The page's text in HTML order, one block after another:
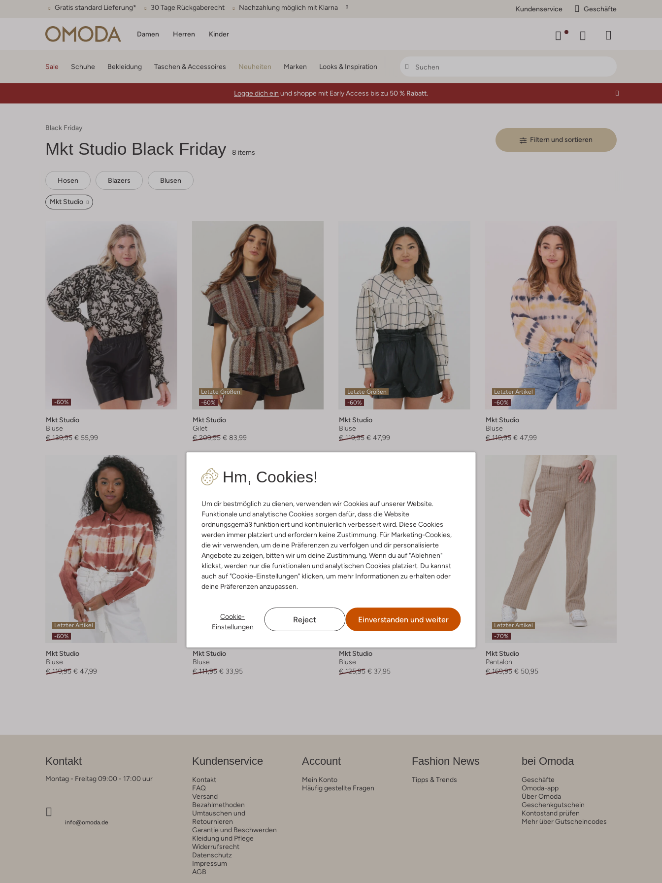
Gratis standard Lieferung* 30 Tage Rückgaberecht Nachzahlung möglich mit Klarna Kundenservice Geschäfte
Damen Herren Kinder
Hm, Cookies!
Um dir bestmöglich zu dienen, verwenden wir Cookies auf unserer Website.
Funktionale und analytische Cookies sorgen dafür, dass die Website
ordnungsgemäß funktioniert und kontinuierlich verbessert wird. Diese Cookies
werden immer platziert und erfordern keine Zustimmung. Für Marketing-Cookies,
die wir verwenden, um deine Präferenzen zu verfolgen und dir personalisierte
Angebote zu zeigen, bitten wir um deine Zustimmung. Wenn du auf "Ablehnen"
klickst, werden nur die funktionalen und analytischen Cookies platziert. Du kannst
auch auf "Cookie-Einstellungen" klicken, um mehr Informationen zu erhalten oder
deine Präferenzen anzupassen.
Cookie-
Einstellungen
Reject Einverstanden und weiter
Sale Schuhe Bekleidung Taschen & Accessoires Neuheiten Marken Looks & Inspiration
Logge dich ein und shoppe mit Early Access bis zu 50 % Rabatt.
Black Friday
Mkt Studio Black Friday 8 items
Filtern und sortieren
Hosen Blazers Blusen
Mkt Studio
-60%
Mkt Studio
Bluse
€ 139,95 € 55,99
Letzte Größen
-60%
Mkt Studio
Gilet
€ 209,95 € 83,99
Letzte Größen
-60%
Mkt Studio
Bluse
€ 119,95 € 47,99
Letzter Artikel
-60%
Mkt Studio
Bluse
€ 119,95 € 47,99
Letzter Artikel
-60%
Mkt Studio
Bluse
€ 119,95 € 47,99
Letzter Artikel
Mkt Studio
Bluse
€ 111,95 € 33,95
Letzter Artikel
Mkt Studio
Bluse
€ 125,95 € 37,95
Letzter Artikel
-70%
Mkt Studio
Pantalon
€ 169,95 € 50,95
Kontakt
Montag - Freitag 09:00 - 17:00 uur
info@omoda.de
Kundenservice
Kontakt
FAQ
Versand
Bezahlmethoden
Umtauschen und
Retournieren
Garantie und Beschwerden
Kleidung und Pflege
Widerrufsrecht
Datenschutz
Impressum
AGB
Account
Mein Konto
Häufig gestellte Fragen
Fashion News
Tipps & Trends
bei Omoda
Geschäfte
Omoda-app
Über Omoda
Geschenkgutschein
Kontostand prüfen
Mehr über Gutscheincodes